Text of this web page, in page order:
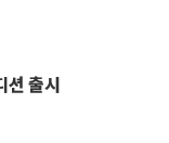
션 출시